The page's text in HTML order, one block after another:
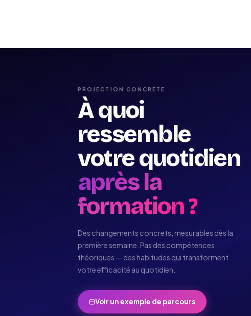
PROJECTION CONCRÈTE
À quoi
ressemble
votre quotidien
après la
formation ?
Des changements concrets, mesurables dès la
première semaine. Pas des compétences
théoriques — des habitudes qui transforment
votre efficacité au quotidien.
Voir un exemple de parcours